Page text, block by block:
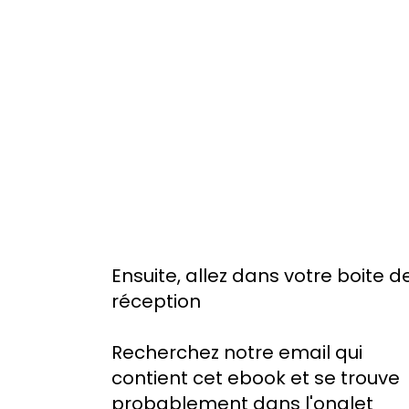
Ensuite, allez dans votre boite
réception
Recherchez notre email qui
contient cet ebook et se trouve
probablement dans l'onglet